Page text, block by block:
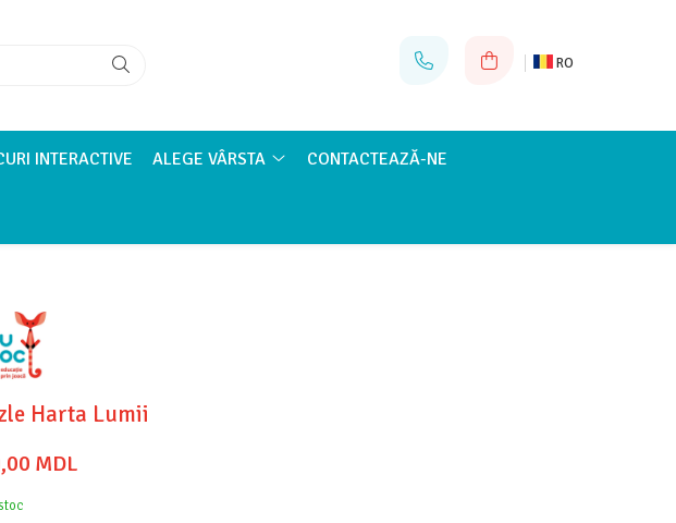
RO
INTERACTIVE ALEGE VÂRSTA CONTACTEAZĂ-NE
Harta Lumii
MDL